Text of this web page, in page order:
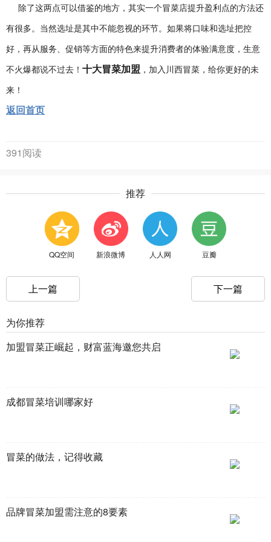
除了这两点可以借鉴的地方，其实一个冒菜店提升盈利点的方法还
有很多。当然选址是其中不能忽视的环节。如果将口味和选址把控
好，再从服务、促销等方面的特色来提升消费者的体验满意度，生意
不火爆都说不过去！ 十大冒菜加盟 ，加入川西冒菜，给你更好的未
来！
返回首页
391阅读
推荐
QQ空间 新浪微博 人人网 豆瓣
上一篇 下一篇
为你推荐
加盟冒菜正崛起，财富蓝海邀您共启
成都冒菜培训哪家好
冒菜的做法，记得收藏
品牌冒菜加盟需注意的8要素